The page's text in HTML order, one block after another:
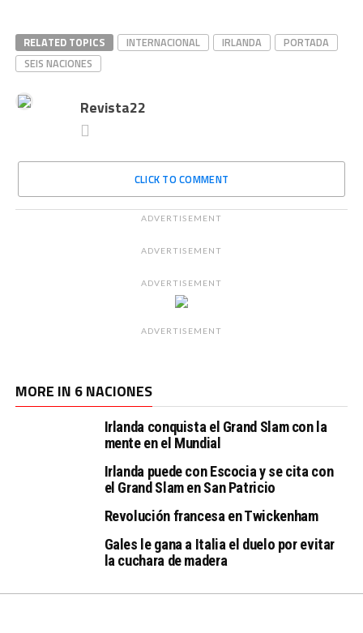
RELATED TOPICS INTERNACIONAL IRLANDA
PORTADA
SEIS NACIONES
Revista22
CLICK TO COMMENT
ADVERTISEMENT
ADVERTISEMENT
ADVERTISEMENT
ADVERTISEMENT
MORE IN 6 NACIONES
Irlanda conquista el Grand Slam con la
mente en el Mundial
Irlanda puede con Escocia y se cita con
el Grand Slam en San Patricio
Revolución francesa en Twickenham
Gales le gana a Italia el duelo por evitar
la cuchara de madera